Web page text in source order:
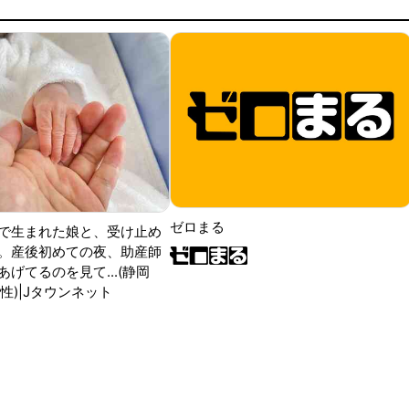
生まれた娘と、受け止め
産後初めての夜、助産師
げてるのを見て...(静岡
)|Jタウンネット
ゼロまる